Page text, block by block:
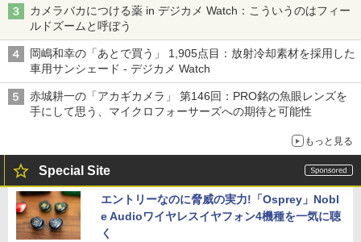
カメラバカにつける薬 in デジカメ Watch：こういうのはフィー
ルドズームと呼ぼう
岡嶋和幸の「あとで買う」 1,905点目：放射冷却素材を採用した
車用サンシェード - デジカメ Watch
赤城耕一の「アカギカメラ」 第146回：PRO銘の魚眼レンズを
手にして思う、マイクロフォーサーズへの期待と可能性
もっと見る
Special Site
エントリーなのに脅威の実力!「Osprey」Nobl
e Audioワイヤレスイヤフォン4機種を一気に聴
く